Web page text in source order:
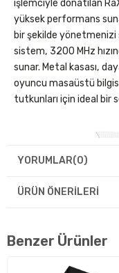
işlemciyle donatılan
yüksek performans
bir şekilde yönetmenizi
sistem, 3200 MHz
sunar. Metal kasası,
oyuncu masaüstü
tutkunları için ideal bir
YORUMLAR(0)
ÜRÜN ÖNERILERI
Benzer Ürünler